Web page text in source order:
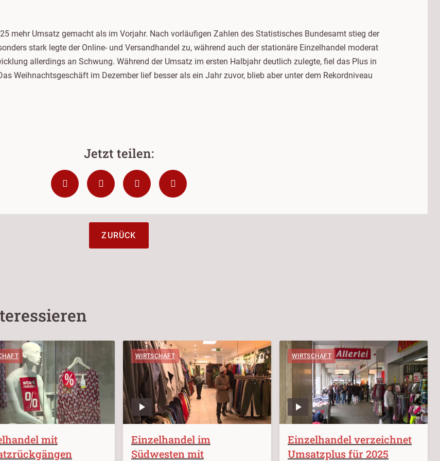
mehr Umsatz gemacht als im Vorjahr. Nach vorläufigen Zahlen des Statistisches Bundesamt stieg der
stark legte der Online- und Versandhandel zu, während auch der stationäre Einzelhandel moderat
allerdings an Schwung. Während der Umsatz im ersten Halbjahr deutlich zulegte, fiel das Plus in
Weihnachtsgeschäft im Dezember lief besser als ein Jahr zuvor, blieb aber unter dem Rekordniveau
ZURÜCK
mit
WIRTSCHAFT
Einzelhandel im
Südwesten mit
WIRTSCHAFT
Einzelhandel verzeichnet
Umsatzplus für 2025